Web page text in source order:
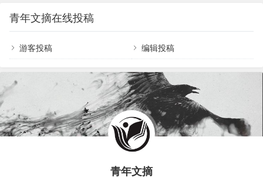
对西班牙遇到的父子…
接到了武汉。 父母每天接送孩子，把一日三餐妥妥
地准备好，彻底解了我和老公的后顾之忧。 小明曾
患过哮喘病，父亲为了给容易盗汗的小明换毛巾，
常常睡不了一个整觉…… 看着儿子一天天欢实、健
住算了，小明和我们都离不开你…
青年文摘在线投稿
游客投稿 编辑投稿
青年文摘